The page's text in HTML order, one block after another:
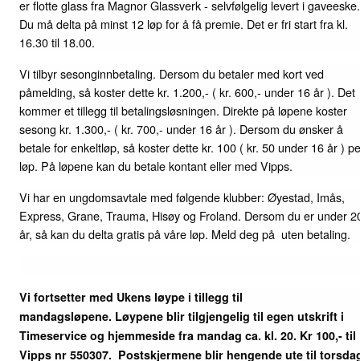
er flotte glass fra Magnor Glassverk - selvfølgelig levert i gaveeske.
Du må delta på minst 12 løp for å få premie. Det er fri start fra kl.
16.30 til 18.00.
Vi tilbyr sesonginnbetaling. Dersom du betaler med kort ved
påmelding, så koster dette kr. 1.200,- ( kr. 600,- under 16 år ). Det
kommer et tillegg til betalingsløsningen. Direkte på løpene koster
sesong kr. 1.300,- ( kr. 700,- under 16 år ). Dersom du ønsker å
betale for enkeltløp, så koster dette kr. 100 ( kr. 50 under 16 år )
løp. På løpene kan du betale kontant eller med Vipps.
Vi har en ungdomsavtale med følgende klubber: Øyestad, Imås,
Express, Grane, Trauma, Hisøy og Froland. Dersom du er under
år, så kan du delta gratis på våre løp. Meld deg på uten betaling.
Vi fortsetter med Ukens løype i tillegg til
mandagsløpene. Løypene blir tilgjengelig til egen utskrift i
Timeservice og hjemmeside fra mandag ca. kl. 20. Kr 100,- til
Vipps nr 550307. Postskjermene blir hengende ute til